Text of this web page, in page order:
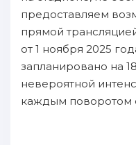
предоставляем
прямой
от 1 ноября 2025
запланировано на
невероятной
каждым поворотом